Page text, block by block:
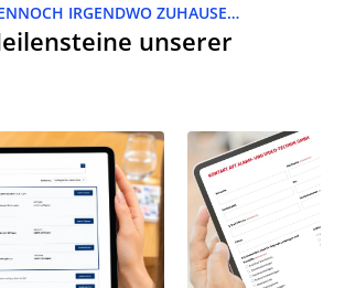
IRGENDWO ZUHAUSE…
unserer